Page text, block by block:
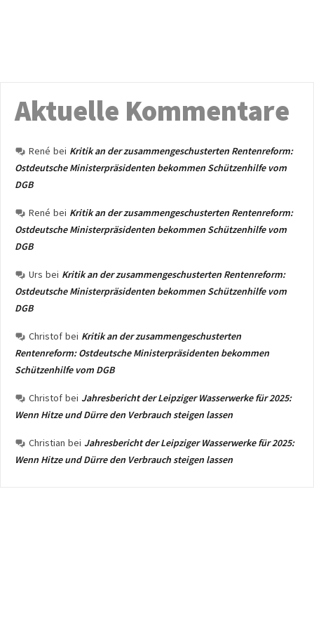
Aktuelle Kommentare
René bei Kritik an der zusammengeschusterten Rentenreform:
Ostdeutsche Ministerpräsidenten bekommen Schützenhilfe vom
DGB
René bei Kritik an der zusammengeschusterten Rentenreform:
Ostdeutsche Ministerpräsidenten bekommen Schützenhilfe vom
DGB
Urs bei Kritik an der zusammengeschusterten Rentenreform:
Ostdeutsche Ministerpräsidenten bekommen Schützenhilfe vom
DGB
Christof bei Kritik an der zusammengeschusterten
Rentenreform: Ostdeutsche Ministerpräsidenten bekommen
Schützenhilfe vom DGB
Christof bei Jahresbericht der Leipziger Wasserwerke für 2025:
Wenn Hitze und Dürre den Verbrauch steigen lassen
Christian bei Jahresbericht der Leipziger Wasserwerke für 2025:
Wenn Hitze und Dürre den Verbrauch steigen lassen